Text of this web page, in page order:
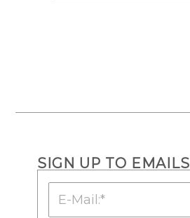
SIGN UP TO EMAILS